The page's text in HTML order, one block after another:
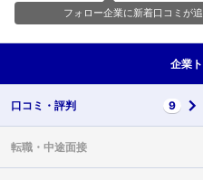
フォロー企業に新着口コミが
企業
口コミ・ 評判 9
転職・ 中途面接